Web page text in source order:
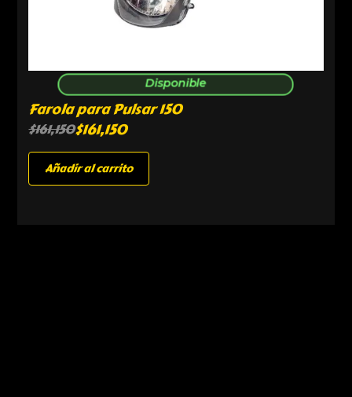
Disponible
Farola para Pulsar 150
$161,150$161,150
Añadir al carrito